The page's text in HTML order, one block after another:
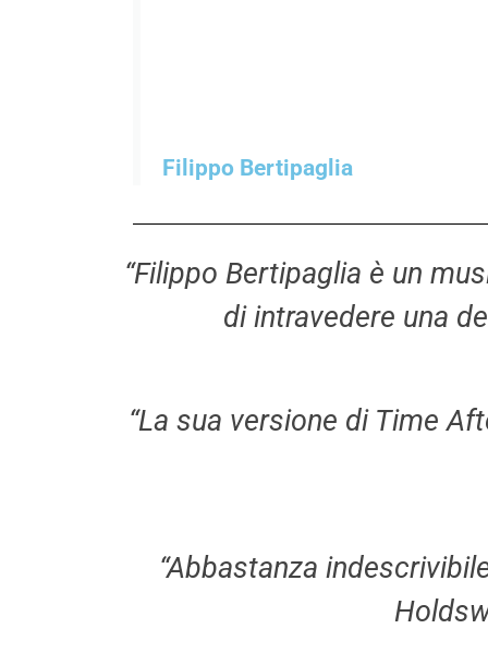
Filippo Bertipaglia
“Filippo Bertipaglia è un
di intravedere una
“La sua versione di Time
“Abbastanza